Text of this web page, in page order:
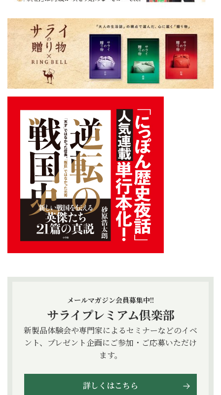
メールマガジン会員募集中!!
サライプレミアム倶楽部
新製品体験会や専門家によるセミナーなどのイベ
ント、プレゼント企画にご参加・ご応募いただけ
ます。
詳しくはこちら